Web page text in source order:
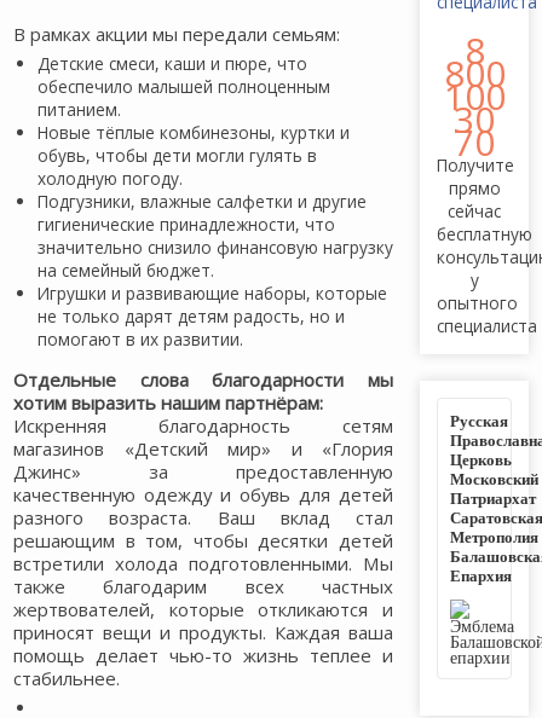
В рамках акции мы передали семьям:
Детские смеси, каши и пюре, что
обеспечило малышей полноценным
питанием.
Новые тёплые комбинезоны, куртки и
обувь, чтобы дети могли гулять в
холодную погоду.
Подгузники, влажные салфетки и другие
гигиенические принадлежности, что
значительно снизило финансовую нагрузку
на семейный бюджет.
Игрушки и развивающие наборы, которые
не только дарят детям радость, но и
помогают в их развитии.
Отдельные слова благодарности мы
хотим выразить нашим партнёрам:
Искренняя благодарность сетям
магазинов «Детский мир» и «Глория
Джинс» за предоставленную
качественную одежду и обувь для детей
разного возраста. Ваш вклад стал
решающим в том, чтобы десятки детей
встретили холода подготовленными. Мы
также благодарим всех частных
жертвователей, которые откликаются и
приносят вещи и продукты. Каждая ваша
помощь делает чью-то жизнь теплее и
стабильнее.
8
800
100
30
70
Получите
прямо
сейчас
бесплатную
у
опытного
специалиста
Русская
Церковь
Московский
Патриархат
Саратовская
Метрополия
Епархия